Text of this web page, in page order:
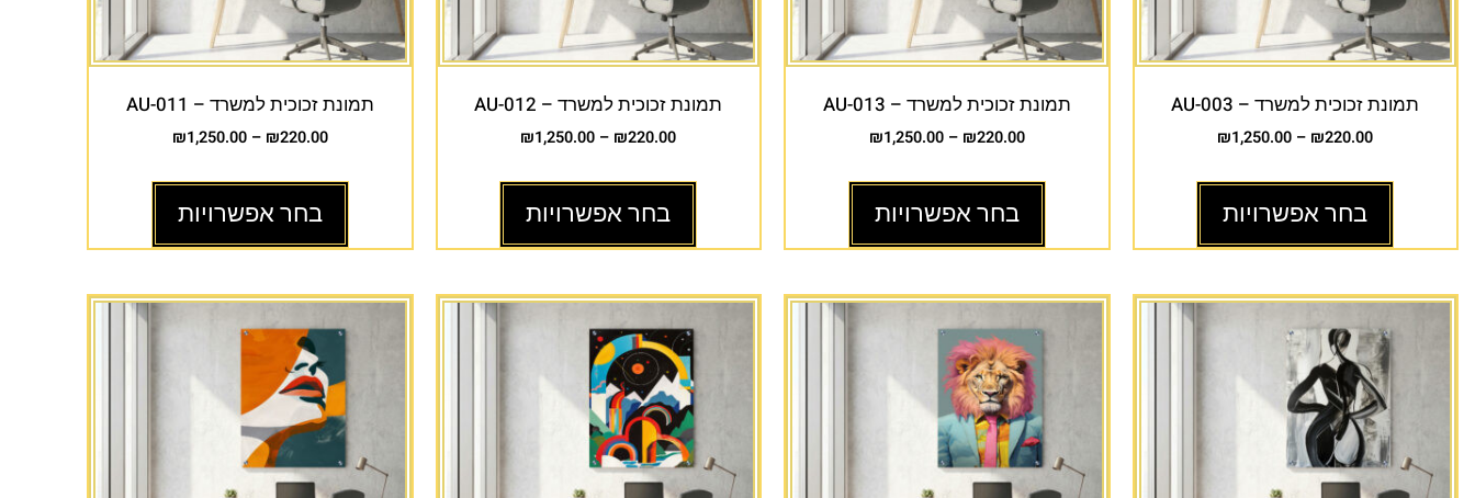
תמונת זכוכית למשרד – AU-003
₪220.00
–
₪1,250.00
בחר אפשרויות
תמונת זכוכית למשרד – AU-013
₪220.00
–
₪1,250.00
בחר אפשרויות
תמונת זכוכית למשרד – AU-012
₪220.00
–
₪1,250.00
בחר אפשרויות
תמונת זכוכית למשרד – AU-011
₪220.00
–
₪1,250.00
בחר אפשרויות